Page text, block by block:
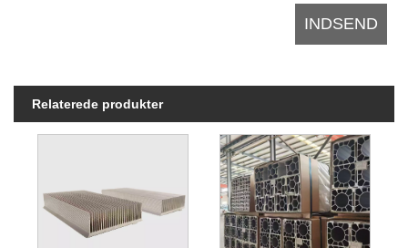
Relaterede produkter